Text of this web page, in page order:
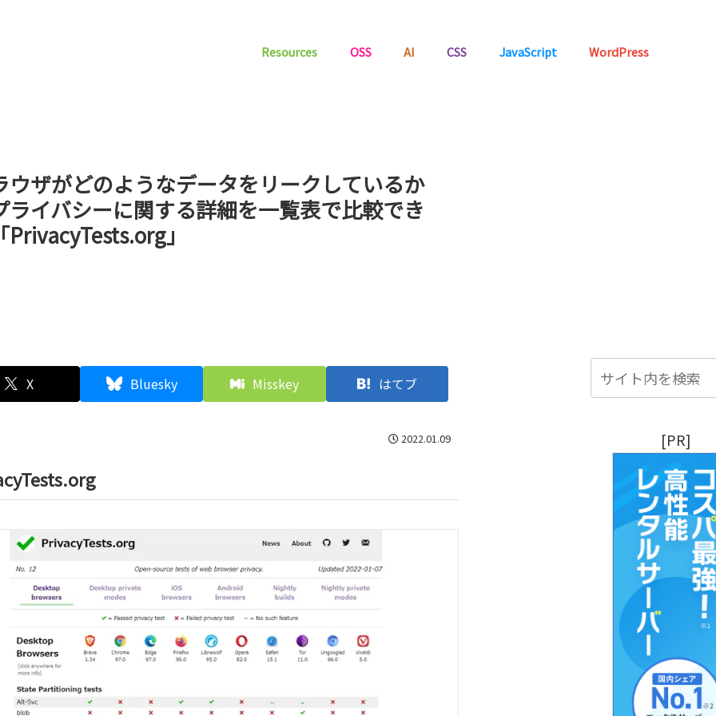
Resources OSS AI CSS JavaScript WordPress
[PR]
ウザがどのようなデータをリークしているか
ライバシーに関する詳細を一覧表で比較でき
PrivacyTests.org」
X Bluesky Misskey はてブ
2022.01.09